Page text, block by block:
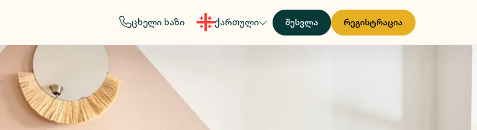
ცხელი ხაზი ქართული შესვლა რეგისტრაცია